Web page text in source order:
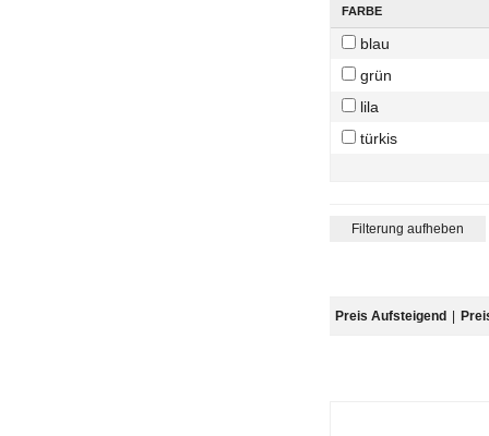
FARBE
blau
grün
lila
türkis
RADGRÖSSE (ZOLL)
Filterung aufheben
Preis Aufsteigend